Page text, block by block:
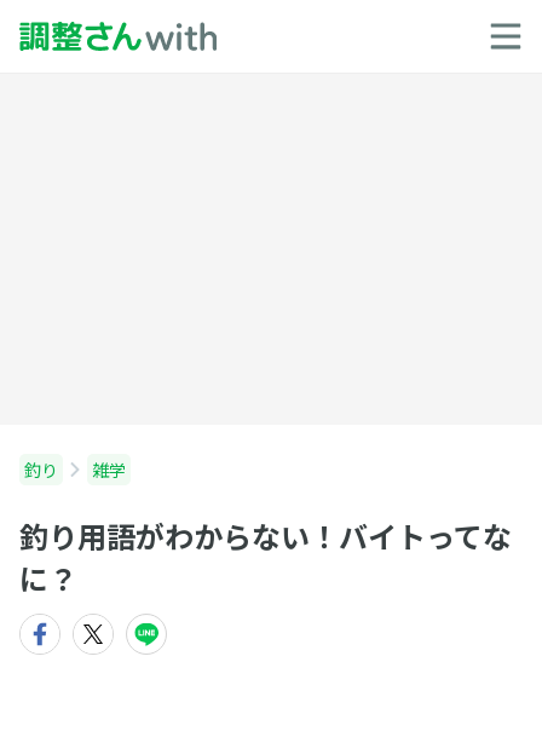
釣り 雑学
釣り用語がわからない！バイトってな
に？